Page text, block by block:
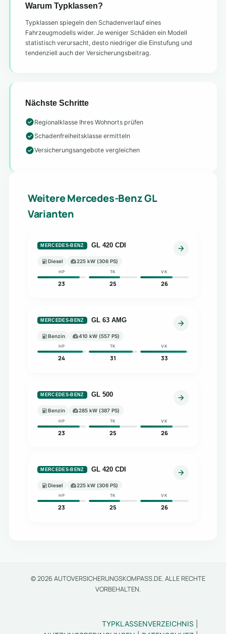
Warum Typklassen?
Typklassen spiegeln den Schadenverlauf eines
Fahrzeugmodells wider. Je weniger Schäden ein Modell
statistisch verursacht, desto niedriger die Einstufung und
tendenziell auch der Versicherungsbeitrag.
Nächste Schritte
Regionalklasse Ihres Wohnorts prüfen
Schadenfreiheitsklasse ermitteln
Versicherungsangebote vergleichen
Weitere Mercedes-Benz GL
Varianten
MERCEDES-BENZ GL 420 CDI
Diesel 225 kW (306 PS)
HP
23
TK
25
VK
26
MERCEDES-BENZ GL 63 AMG
Benzin 410 kW (557 PS)
HP
24
TK
31
VK
33
MERCEDES-BENZ GL 500
Benzin 285 kW (387 PS)
HP
23
TK
25
VK
26
MERCEDES-BENZ GL 420 CDI
Diesel 225 kW (306 PS)
HP
23
TK
25
VK
26
© 2026 AUTOVERSICHERUNGSKOMPASS.DE. ALLE RECHTE
VORBEHALTEN.
TYPKLASSENVERZEICHNIS